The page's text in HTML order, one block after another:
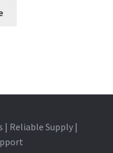
Reliable Supply |